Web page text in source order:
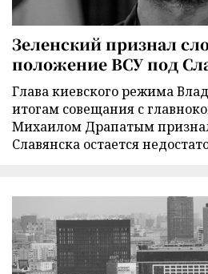
Зеленский признал
положение ВСУ под
Глава киевского режима
итогам совещания с
Михаилом Драпатым
Славянска остается